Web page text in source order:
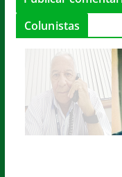
Colunistas